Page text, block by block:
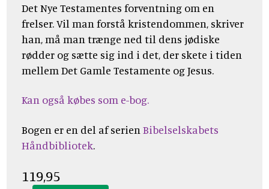
Det Nye Testamentes forventning om en
frelser. Vil man forstå kristendommen, skriver
han, må man trænge ned til dens jødiske
rødder og sætte sig ind i det, der skete i tiden
mellem Det Gamle Testamente og Jesus.
Kan også købes som e-bog.
Bogen er en del af serien Bibelselskabets
Håndbibliotek.
119,95